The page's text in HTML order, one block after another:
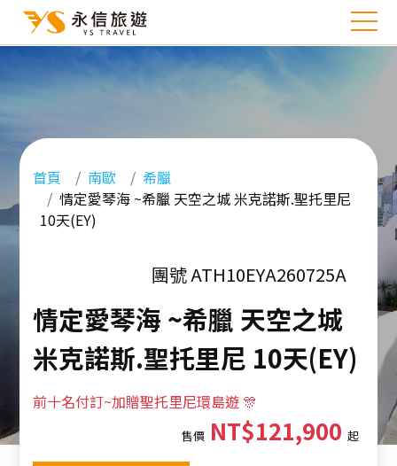
首頁 南歐
希臘
情定愛琴海 ~希臘 天空之城 米克諾斯.聖托里尼
10天(EY)
團號 ATH10EYA260725A
情定愛琴海 ~希臘 天空之城
米克諾斯.聖托里尼 10天(EY)
前十名付訂~加贈聖托里尼環島遊 🎊
售價NT$121,900 起